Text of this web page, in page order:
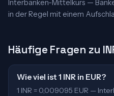
Interbanken-Mittelkurs —
in der Regel mit einem
Häufige Fragen zu
Wie viel ist 1 INR in EUR?
1 INR = 0,009095 EUR —